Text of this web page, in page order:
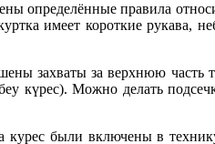
определённые правила
имеет короткие рукава,
захваты за верхнюю часть
күрес). Можно делать
курес были включены в